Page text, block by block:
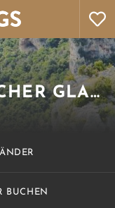
an der
ABWECHSLUNGSREICHER GLAMPINGURLAUB AN DER ARDÈCHE
BUCHEN